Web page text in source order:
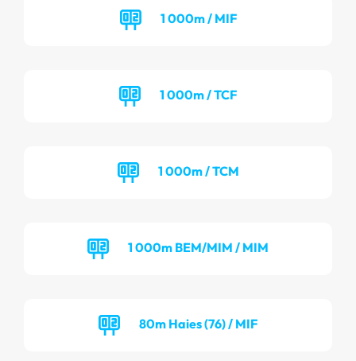
1 000m / MIF
1 000m / TCF
1 000m / TCM
1 000m BEM/MIM / MIM
80m Haies (76) / MIF